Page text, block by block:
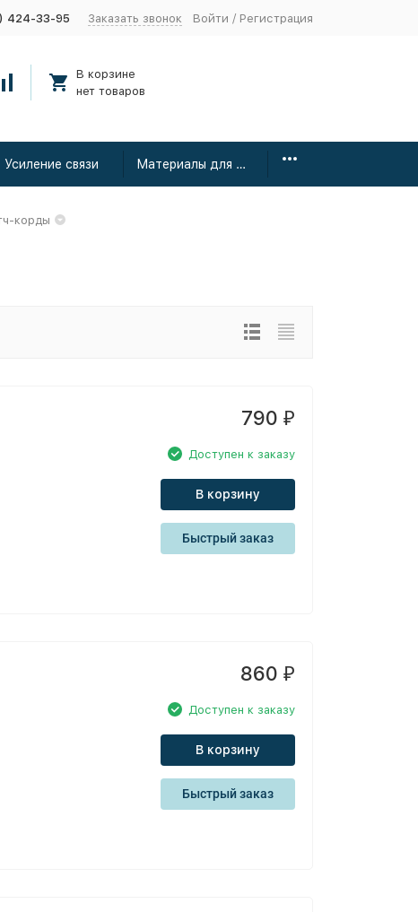
424-33-95 Заказать звонок Войти / Регистрация
В корзине
нет товаров
Усиление связи Материалы для монтажа
корды
790 ₽
Доступен к заказу
В корзину
Быстрый заказ
860 ₽
Доступен к заказу
В корзину
Быстрый заказ